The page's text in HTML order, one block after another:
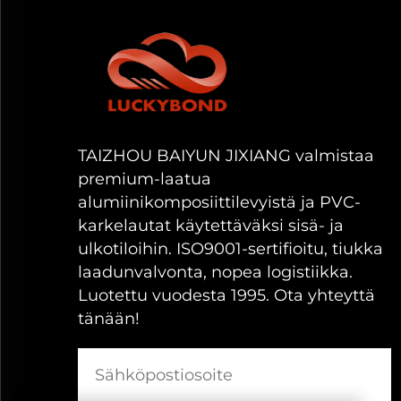
voidaan pinnoittaa tai painaa erilaisilla
Alumiinikomposiittilevystä on tullut
erinomaisen mittojen vakautumisen ja
ilmastoissa, mikä tekee siitä soveltuvan
Alumiinikomposiittilevyn
Ulkoisten rakennusten verhous
Alumiinikomposiittilevyä käytetään laajalti
lämpötilan vaihteluille. Se tarjoaa
koulujen ja julkisten tilojen rakennuksille.
suunnittelumuunnelmat.
TAIZHOU BAIYUN JIXIANG valmistaa
premium-laatua
alumiinikomposiittilevyistä ja PVC-
karkelautat käytettäväksi sisä- ja
ulkotiloihin. ISO9001-sertifioitu, tiukka
laadunvalvonta, nopea logistiikka.
Luotettu vuodesta 1995. Ota yhteyttä
tänään!